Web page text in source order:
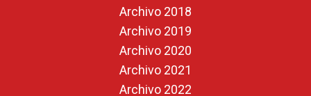
Archivo 2018
Archivo 2019
Archivo 2020
Archivo 2021
Archivo 2022